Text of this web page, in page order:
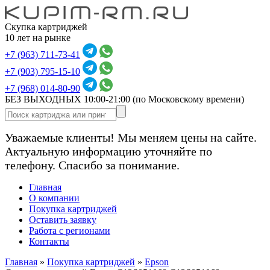
Скупка картриджей
10 лет на рынке
+7 (963) 711-73-41
+7 (903) 795-15-10
+7 (968) 014-80-90
БЕЗ ВЫХОДНЫХ 10:00-21:00 (по Московскому времени)
Уважаемые клиенты! Мы меняем цены на сайте.
Актуальную информацию уточняйте по
телефону. Спасибо за понимание.
Главная
О компании
Покупка картриджей
Оставить заявку
Работа с регионами
Контакты
Главная » Покупка картриджей » Epson